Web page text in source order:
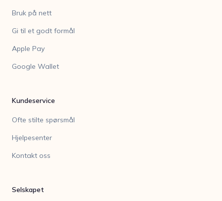
Bruk på nett
Gi til et godt formål
Apple Pay
Google Wallet
Kundeservice
Ofte stilte spørsmål
Hjelpesenter
Kontakt oss
Selskapet